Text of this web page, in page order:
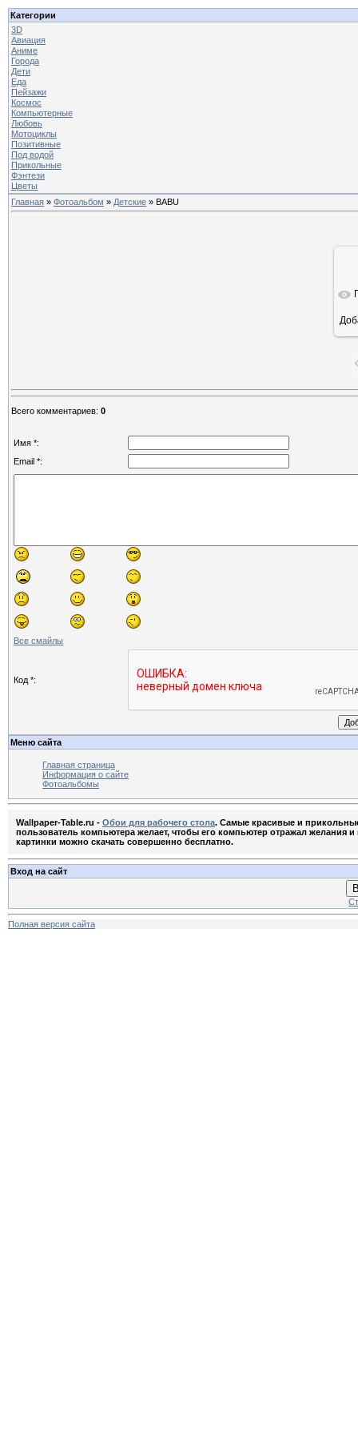
Категории
3D
Авиация
Аниме
Города
Дети
Еда
Пейзажи
Космос
Компьютерные
Любовь
Мотоциклы
Позитивные
Под водой
Прикольные
Фэнтези
Цветы
Главная » Фотоальбом » Детские » BABU
Всего комментариев: 0
Имя *:
Email *:
Все смайлы
Код *:
Меню сайта
Главная страница
Информация о сайте
Фотоальбомы
Wallpaper-Table.ru - Обои для рабочего стола. Самые красивые и
пользователь компьютера желает, чтобы его компьютер отражал желания
картинки можно скачать совершенно бесплатно.
Вход на сайт
Полная версия сайта